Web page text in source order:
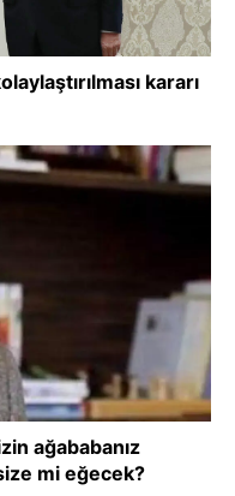
kararı
ağababanız
mi eğecek?